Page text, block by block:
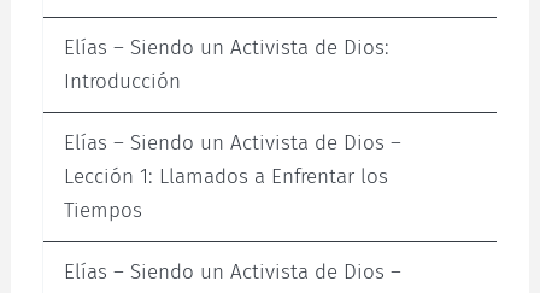
Elías – Siendo un Activista de Dios:
Introducción
Elías – Siendo un Activista de Dios –
Lección 1: Llamados a Enfrentar los
Tiempos
Elías – Siendo un Activista de Dios –